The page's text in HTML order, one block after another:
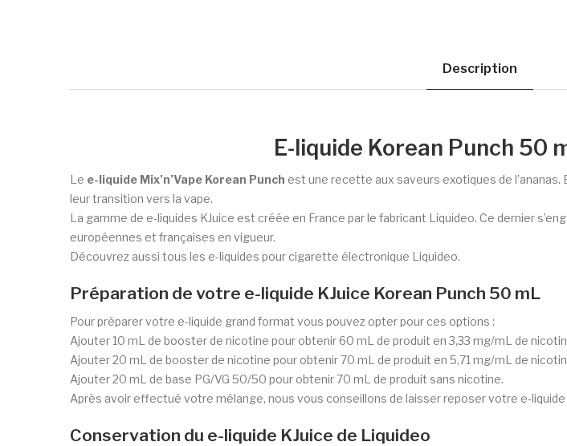
Description
E-liquide Korean Punch 50
Le e-liquide Mix’n’Vape Korean Punch est une recette aux saveurs exotiques de
leur transition vers la vape.
La gamme de e-liquides KJuice est créée en France par le fabricant Liquideo. Ce dernier
européennes et françaises en vigueur.
Découvrez aussi tous les e-liquides pour cigarette électronique Liquideo.
Préparation de votre e-liquide KJuice Korean Punch 50 mL
Pour préparer votre e-liquide grand format vous pouvez opter pour ces options :
Ajouter 10 mL de booster de nicotine pour obtenir 60 mL de produit en 3,33 mg/mL de
Ajouter 20 mL de booster de nicotine pour obtenir 70 mL de produit en 5,71 mg/mL de
Ajouter 20 mL de base PG/VG 50/50 pour obtenir 70 mL de produit sans nicotine.
Après avoir effectué votre mélange, nous vous conseillons de laisser reposer votre e-
Conservation du e-liquide KJuice de Liquideo